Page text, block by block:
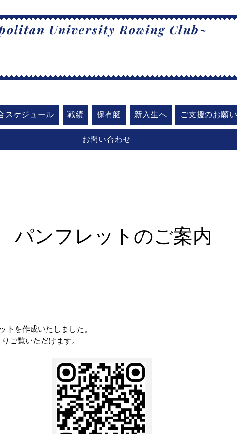
University Rowing Club~
スケジュール 戦績 保有艇 新入生へ ご支援のお願い
お問い合わせ
ンフレットのご案内
トを作成いたしました。
ご覧いただけます。